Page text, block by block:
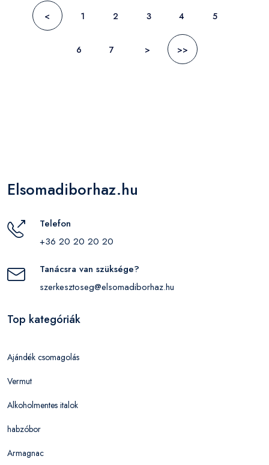
< 1 2 3 4 5
6 7 > >>
Elsomadiborhaz.hu
Telefon
+36 20 20 20 20
Tanácsra van szüksége?
szerkesztoseg@elsomadiborhaz.hu
Top kategóriák
Ajándék csomagolás
Vermut
Alkoholmentes italok
habzóbor
Armagnac